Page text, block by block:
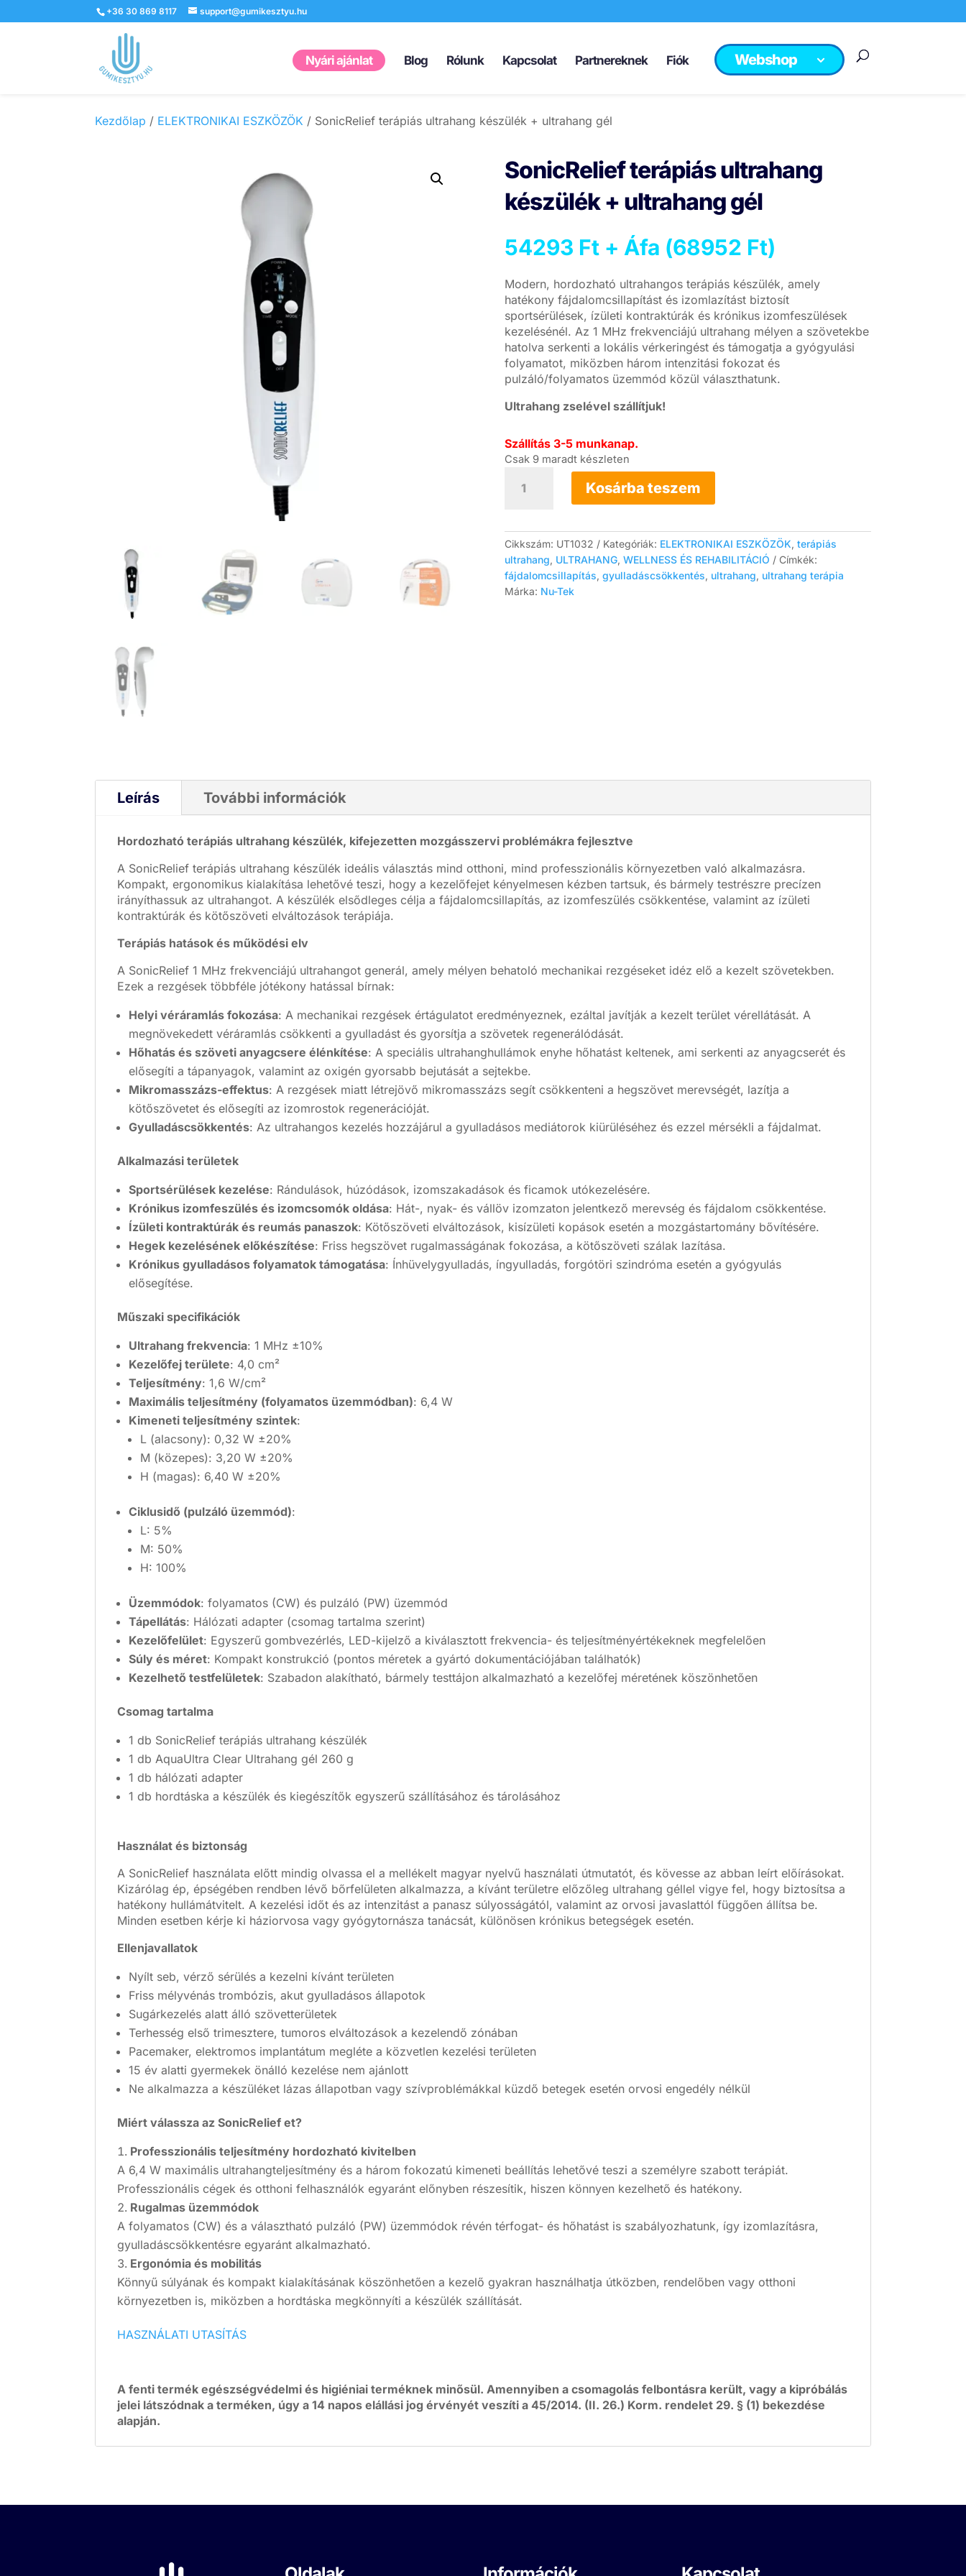
+36 30 869 8117 support@gumikesztyu.hu
Nyári ajánlat Blog Rólunk Kapcsolat Partnereknek Fiók Webshop
Kezdőlap / ELEKTRONIKAI ESZKÖZÖK / SonicRelief terápiás ultrahang készülék + ultrahang gél
SonicRelief terápiás ultrahang
készülék + ultrahang gél
54293 Ft + Áfa (68952 Ft)
Modern, hordozható ultrahangos terápiás készülék, amely
hatékony fájdalomcsillapítást és izomlazítást biztosít
sportsérülések, ízületi kontraktúrák és krónikus izomfeszülések
kezelésénél. Az 1 MHz frekvenciájú ultrahang mélyen a szövetekbe
hatolva serkenti a lokális vérkeringést és támogatja a gyógyulási
folyamatot, miközben három intenzitási fokozat és
pulzáló/folyamatos üzemmód közül választhatunk.
Ultrahang zselével szállítjuk!
Szállítás 3-5 munkanap.
Csak 9 maradt készleten
terápiás
ultrahang
gél
mennyiség
Kosárba teszem
Cikkszám: UT1032 Kategóriák: ELEKTRONIKAI ESZKÖZÖK, terápiás
ultrahang, ULTRAHANG, WELLNESS ÉS REHABILITÁCIÓ
Címkék:
fájdalomcsillapítás, gyulladáscsökkentés, ultrahang, ultrahang terápia
Márka: Nu-Tek
Leírás További információk
Hordozható terápiás ultrahang készülék, kifejezetten mozgásszervi problémákra fejlesztve
A SonicRelief terápiás ultrahang készülék ideális választás mind otthoni, mind professzionális környezetben való alkalmazásra.
Kompakt, ergonomikus kialakítása lehetővé teszi, hogy a kezelőfejet kényelmesen kézben tartsuk, és bármely testrészre precízen
irányíthassuk az ultrahangot. A készülék elsődleges célja a fájdalomcsillapítás, az izomfeszülés csökkentése, valamint az ízületi
kontraktúrák és kötőszöveti elváltozások terápiája.
Terápiás hatások és működési elv
A SonicRelief 1 MHz frekvenciájú ultrahangot generál, amely mélyen behatoló mechanikai rezgéseket idéz elő a kezelt szövetekben.
Ezek a rezgések többféle jótékony hatással bírnak:
Helyi véráramlás fokozása: A mechanikai rezgések értágulatot eredményeznek, ezáltal javítják a kezelt terület vérellátását. A
megnövekedett véráramlás csökkenti a gyulladást és gyorsítja a szövetek regenerálódását.
Hőhatás és szöveti anyagcsere élénkítése: A speciális ultrahanghullámok enyhe hőhatást keltenek, ami serkenti az anyagcserét és
elősegíti a tápanyagok, valamint az oxigén gyorsabb bejutását a sejtekbe.
Mikromasszázs-effektus: A rezgések miatt létrejövő mikromasszázs segít csökkenteni a hegszövet merevségét, lazítja a
kötőszövetet és elősegíti az izomrostok regenerációját.
Gyulladáscsökkentés: Az ultrahangos kezelés hozzájárul a gyulladásos mediátorok kiürüléséhez és ezzel mérsékli a fájdalmat.
Alkalmazási területek
Sportsérülések kezelése: Rándulások, húzódások, izomszakadások és ficamok utókezelésére.
Krónikus izomfeszülés és izomcsomók oldása: Hát-, nyak- és vállöv izomzaton jelentkező merevség és fájdalom csökkentése.
Ízületi kontraktúrák és reumás panaszok: Kötőszöveti elváltozások, kisízületi kopások esetén a mozgástartomány bővítésére.
Hegek kezelésének előkészítése: Friss hegszövet rugalmasságának fokozása, a kötőszöveti szálak lazítása.
Krónikus gyulladásos folyamatok támogatása: Ínhüvelygyulladás, íngyulladás, forgótöri szindróma esetén a gyógyulás
elősegítése.
Műszaki specifikációk
Ultrahang frekvencia: 1 MHz ±10%
Kezelőfej területe: 4,0 cm²
Teljesítmény: 1,6 W/cm²
Maximális teljesítmény (folyamatos üzemmódban): 6,4 W
Kimeneti teljesítmény szintek:
L (alacsony): 0,32 W ±20%
M (közepes): 3,20 W ±20%
H (magas): 6,40 W ±20%
Ciklusidő (pulzáló üzemmód):
L: 5%
M: 50%
H: 100%
Üzemmódok: folyamatos (CW) és pulzáló (PW) üzemmód
Tápellátás: Hálózati adapter (csomag tartalma szerint)
Kezelőfelület: Egyszerű gombvezérlés, LED-kijelző a kiválasztott frekvencia- és teljesítményértékeknek megfelelően
Súly és méret: Kompakt konstrukció (pontos méretek a gyártó dokumentációjában találhatók)
Kezelhető testfelületek: Szabadon alakítható, bármely testtájon alkalmazható a kezelőfej méretének köszönhetően
Csomag tartalma
1 db SonicRelief terápiás ultrahang készülék
1 db AquaUltra Clear Ultrahang gél 260 g
1 db hálózati adapter
1 db hordtáska a készülék és kiegészítők egyszerű szállításához és tárolásához
Használat és biztonság
A SonicRelief használata előtt mindig olvassa el a mellékelt magyar nyelvű használati útmutatót, és kövesse az abban leírt előírásokat.
Kizárólag ép, épségében rendben lévő bőrfelületen alkalmazza, a kívánt területre előzőleg ultrahang géllel vigye fel, hogy biztosítsa a
hatékony hullámátvitelt. A kezelési időt és az intenzitást a panasz súlyosságától, valamint az orvosi javaslattól függően állítsa be.
Minden esetben kérje ki háziorvosa vagy gyógytornásza tanácsát, különösen krónikus betegségek esetén.
Ellenjavallatok
Nyílt seb, vérző sérülés a kezelni kívánt területen
Friss mélyvénás trombózis, akut gyulladásos állapotok
Sugárkezelés alatt álló szövetterületek
Terhesség első trimesztere, tumoros elváltozások a kezelendő zónában
Pacemaker, elektromos implantátum megléte a közvetlen kezelési területen
15 év alatti gyermekek önálló kezelése nem ajánlott
Ne alkalmazza a készüléket lázas állapotban vagy szívproblémákkal küzdő betegek esetén orvosi engedély nélkül
Miért válassza az SonicRelief et?
Professzionális teljesítmény hordozható kivitelben
A 6,4 W maximális ultrahangteljesítmény és a három fokozatú kimeneti beállítás lehetővé teszi a személyre szabott terápiát.
Professzionális cégek és otthoni felhasználók egyaránt előnyben részesítik, hiszen könnyen kezelhető és hatékony.
Rugalmas üzemmódok
A folyamatos (CW) és a választható pulzáló (PW) üzemmódok révén térfogat- és hőhatást is szabályozhatunk, így izomlazításra,
gyulladáscsökkentésre egyaránt alkalmazható.
Ergonómia és mobilitás
Könnyű súlyának és kompakt kialakításának köszönhetően a kezelő gyakran használhatja útközben, rendelőben vagy otthoni
környezetben is, miközben a hordtáska megkönnyíti a készülék szállítását.
HASZNÁLATI UTASÍTÁS
A fenti termék egészségvédelmi és higiéniai terméknek minősül. Amennyiben a csomagolás felbontásra került, vagy a kipróbálás
jelei látszódnak a terméken, úgy a 14 napos elállási jog érvényét veszíti a 45/2014. (II. 26.) Korm. rendelet 29. § (1) bekezdése
alapján.